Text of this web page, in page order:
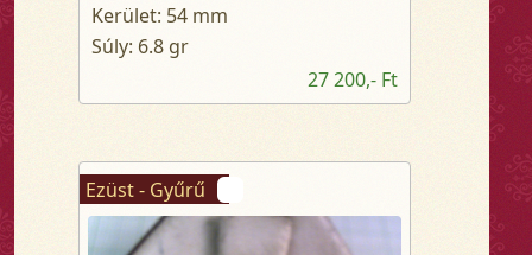
Kerület: 54 mm
Súly: 6.8 gr
27 200,- Ft
Ezüst - Gyűrű